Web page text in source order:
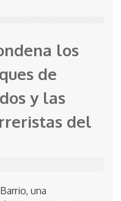
los
de
y las
del
una